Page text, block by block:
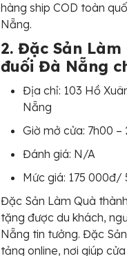
hàng ship COD toàn
Nẵng.
2. Đặc Sản
đuối Đà Nẵng
Địa chỉ: 103 Hồ
Nẵng
Giờ mở cửa: 7h00 –
Đánh giá: N/A
Mức giá: 175 000đ/
Đặc Sản Làm Quà
tặng được du khách,
Nẵng tin tưởng. Đặc
tảng online, nơi giúp